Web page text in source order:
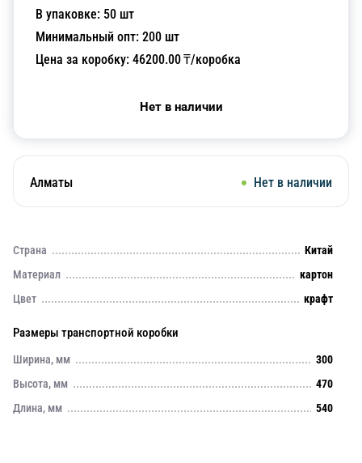
В упаковке: 50 шт
Минимальный опт: 200 шт
Цена за коробку: 46200.00₸/коробка
Нет в наличии
Алматы Нет в наличии
Страна
Китай
Материал
картон
Цвет
крафт
Размеры транспортной коробки
Ширина, мм
300
Высота, мм
470
Длина, мм
540